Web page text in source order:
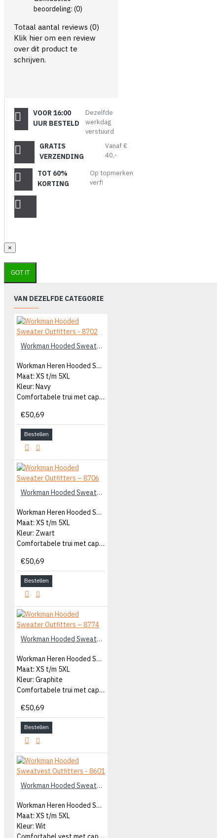
beoordeling: (0)
Totaal aantal reviews (0)
Klik hier om een review
over dit product te
schrijven.
VOOR 16:00
UUR BESTELD
Dezelfde
werkdag
verstuurd
GRATIS
VERZENDING
Vanaf €
40,-
TOT 60%
KORTING
Op topmerken
verf!
×
GOT IT
VAN DEZELFDE CATEGORIE
Workman Hooded Sweater Outfitters - 8702
Workman Heren Hooded Sweater
Maat: XS t/m 5XL
Kleur: Navy
Comfortabele trui met capuchon
€50,69
Bestellen
Workman Hooded Sweater Outfitters – 8706
Workman Heren Hooded Sweater
Maat: XS t/m 5XL
Kleur: Zwart
Comfortabele trui met capuchon
€50,69
Bestellen
Workman Hooded Sweater Outfitters – 8774
Workman Heren Hooded Sweater
Maat: XS t/m 5XL
Kleur: Graphite
Comfortabele trui met capuchon
€50,69
Bestellen
Workman Hooded Sweatvest Outfitters - 8601
Workman Heren Hooded Sweatvest
Maat: XS t/m 5XL
Kleur: Wit